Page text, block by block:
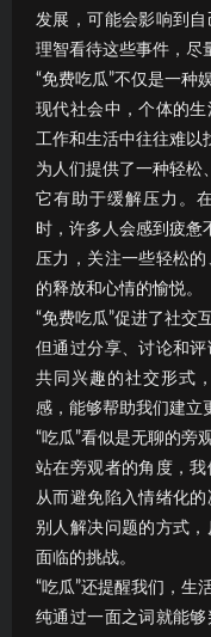
发展，可能会影响到
理智看待这些事件，尽
“免费吃瓜”不仅是一种
现代社会中，个体的
工作和生活中往往难以
为人们提供了一种轻松
它有助于缓解压力。
时，许多人会感到疲惫
压力，关注一些轻松
的释放和心情的愉悦。
“免费吃瓜”促进了社交
但通过分享、讨论和
共同兴趣的社交形式
感，能够帮助我们建立
“吃瓜”看似是无聊的旁
站在旁观者的角度，我
从而避免陷入情绪化
别人解决问题的方式
面临的挑战。
“吃瓜”还提醒我们，生
纯通过一面之词就能